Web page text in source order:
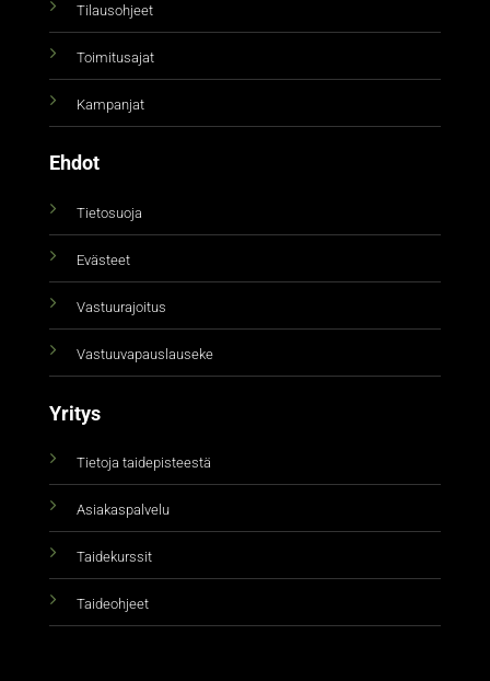
Tilausohjeet
Toimitusajat
Kampanjat
Ehdot
Tietosuoja
Evästeet
Vastuurajoitus
Vastuuvapauslauseke
Yritys
Tietoja taidepisteestä
Asiakaspalvelu
Taidekurssit
Taideohjeet